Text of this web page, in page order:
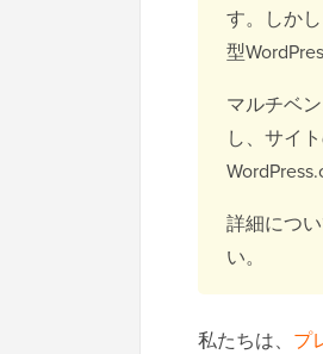
す。しか
型
マルチベ
し、サイ
詳細につい
い。
私たちは、 プ